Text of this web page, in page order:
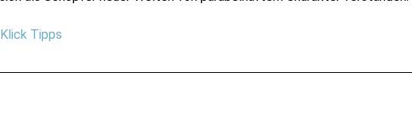
Klick Tipps